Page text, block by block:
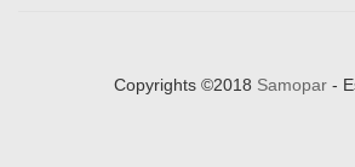
Copyrights ©2018 Samopar-